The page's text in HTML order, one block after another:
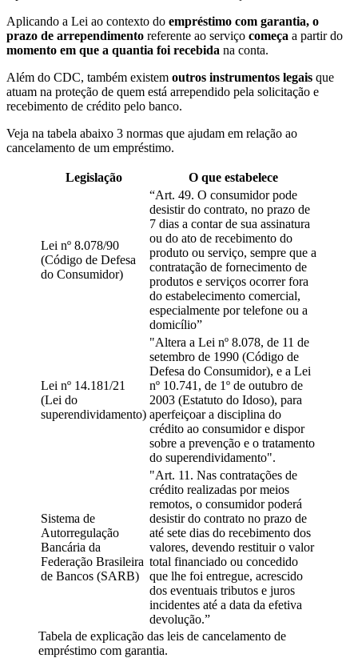
Aplicando a Lei ao contexto do empréstimo com garantia, o
prazo de arrependimento referente ao serviço começa a partir do
momento em que a quantia foi recebida na conta.
Além do CDC, também existem outros instrumentos legais que
atuam na proteção de quem está arrependido pela solicitação e
recebimento de crédito pelo banco.
Veja na tabela abaixo 3 normas que ajudam em relação ao
cancelamento de um empréstimo.
Legislação O que estabelece
Lei nº 8.078/90
(Código de Defesa
do Consumidor)
“Art. 49. O consumidor pode
desistir do contrato, no prazo de
7 dias a contar de sua assinatura
ou do ato de recebimento do
produto ou serviço, sempre que a
contratação de fornecimento de
produtos e serviços ocorrer fora
do estabelecimento comercial,
especialmente por telefone ou a
domicílio”
Lei nº 14.181/21
(Lei do
superendividamento)
"Altera a Lei nº 8.078, de 11 de
setembro de 1990 (Código de
Defesa do Consumidor), e a Lei
nº 10.741, de 1º de outubro de
2003 (Estatuto do Idoso), para
aperfeiçoar a disciplina do
crédito ao consumidor e dispor
sobre a prevenção e o tratamento
do superendividamento".
Sistema de
Autorregulação
Bancária da
Federação Brasileira
de Bancos (SARB)
"Art. 11. Nas contratações de
crédito realizadas por meios
remotos, o consumidor poderá
desistir do contrato no prazo de
até sete dias do recebimento dos
valores, devendo restituir o valor
total financiado ou concedido
que lhe foi entregue, acrescido
dos eventuais tributos e juros
incidentes até a data da efetiva
devolução.”
Tabela de explicação das leis de cancelamento de
empréstimo com garantia.